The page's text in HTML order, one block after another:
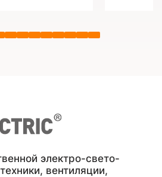
электро-свето-
вентиляции,